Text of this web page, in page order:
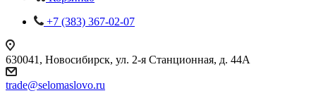
+7 (383) 367-02-07
630041, Новосибирск, ул. 2-я Станционная, д. 44А
trade@selomaslovo.ru